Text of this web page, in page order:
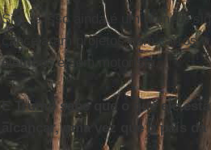
Sim, e isso ainda é um número
cancelaram projetos com carros
elétricos e sem motorista.
E Trump sabe que o que ele
alcançar, uma vez que o país